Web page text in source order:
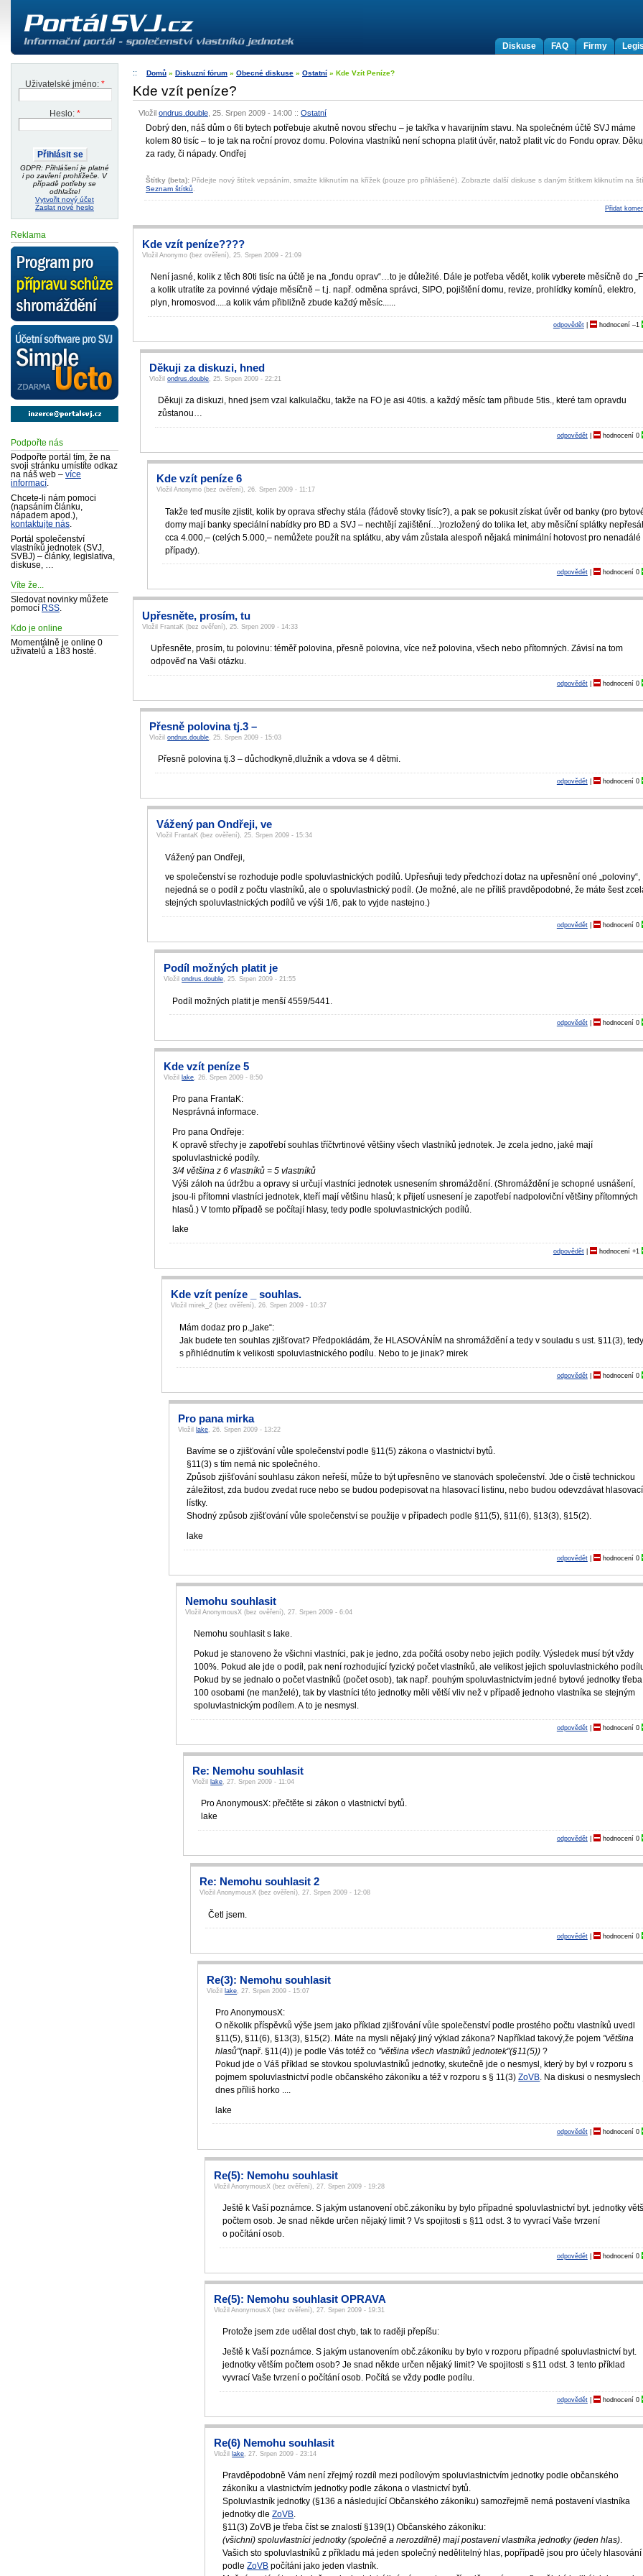
Firmy
FAQ
Diskuse
Uživatelské jméno: *
Heslo: *
GDPR: Přihlášení je platné
i po zavření prohlížeče. V
případě potřeby se
odhlašte!
Vytvořit nový účet
Zaslat nové heslo
Reklama
Podpořte nás
Podpořte portál tím, že na
svoji stránku umístíte odkaz
na náš web – více
informací
Chcete-li nám pomoci
(napsáním článku,
nápadem apod.),
kontaktujte nás
Portál společenství
vlastníků jednotek (SVJ,
SVBJ) – články, legislativa,
diskuse, …
Víte že...
Sledovat novinky můžete
pomocí RSS
Kdo je online
Momentálně je online 0
uživatelů a 183 hosté.
Domů » Diskuzní fórum » Obecné diskuse » Ostatní » Kde Vzít Peníze?
Kde vzít peníze?
Vložil ondrus.double , 25. Srpen 2009 - 14:00 :: Ostatní
Dobrý den, náš dům o 6ti bytech potřebuje akutně novou střechu – je takřka v havarijním stavu. Na společném účtě SVJ máme
kolem 80 tisíc – to je tak na roční provoz domu. Polovina vlastníků není schopna platit úvěr, natož platit víc do Fondu oprav.
za rady, či nápady. Ondřej
Štítky (beta): Přidejte nový štítek vepsáním, smažte kliknutím na křížek (pouze pro přihlášené). Zobrazte další diskuse s daným štítkem kliknutím na
Seznam štítků
Přidat
Kde vzít peníze????
Vložil Anonymo (bez ověření), 25. Srpen 2009 - 21:09
Není jasné, kolik z těch 80ti tisíc na účtě je na „fondu oprav“…to je důležité. Dále je potřeba vědět, kolik vyberete měsíčně do
a kolik utratíte za povinné výdaje měsíčně – t.j. např. odměna správci, SIPO, pojištění domu, revize, prohlídky komínů, elektro,
plyn, hromosvod.....a kolik vám přibližně zbude každý měsíc......
odpovědět| hodnocení –1
Děkuji za diskuzi, hned
Vložilondrus.double , 25. Srpen 2009 - 22:21
Děkuji za diskuzi, hned jsem vzal kalkulačku, takže na FO je asi 40tis. a každý měsíc tam přibude 5tis., které tam opravdu
zůstanou…
odpovědět| hodnocení 0
Kde vzít peníze 6
Vložil Anonymo (bez ověření), 26. Srpen 2009 - 11:17
Takže teď musíte zjistit, kolik by oprava střechy stála (řádově stovky tisíc?), a pak se pokusit získat úvěr od banky (pro
domy mají banky speciální nabídky pro BD a SVJ – nechtějí zajištění…)roz­ložený do tolika let, aby měsíční splátky
cca 4.000,– (celých 5.000,– nemůžete použít na splátku, aby vám zůstala alespoň nějaká minimální hotovost pro nenadálé
případy).
odpovědět| hodnocení 0
Upřesněte, prosím, tu
Vložil FrantaK (bez ověření), 25. Srpen 2009 - 14:33
Upřesněte, prosím, tu polovinu: téměř polovina, přesně polovina, více než polovina, všech nebo přítomných. Závisí na tom
odpověď na Vaši otázku.
odpovědět| hodnocení 0
Přesně polovina tj.3 –
Vložilondrus.double , 25. Srpen 2009 - 15:03
Přesně polovina tj.3 – důchodkyně,dlužník a vdova se 4 dětmi.
odpovědět| hodnocení 0
Vážený pan Ondřeji, ve
Vložil FrantaK (bez ověření), 25. Srpen 2009 - 15:34
Vážený pan Ondřeji,
ve společenství se rozhoduje podle spoluvlastnických podílů. Upřesňuji tedy předchozí dotaz na upřesnění oné „poloviny“,
nejedná se o podíl z počtu vlastníků, ale o spoluvlastnický podíl. (Je možné, ale ne příliš pravděpodobné, že máte šest
stejných spoluvlastnických podílů ve výši 1/6, pak to vyjde nastejno.)
odpovědět| hodnocení 0
Podíl možných platit je
Vložilondrus.double, 25. Srpen 2009 - 21:55
Podíl možných platit je menší 4559/5441.
odpovědět| hodnocení 0
Kde vzít peníze 5
Vložil lake , 26. Srpen 2009 - 8:50
Pro pana FrantaK:
Nesprávná informace.
Pro pana Ondřeje:
K opravě střechy je zapotřebí souhlas tříčtvrtinové většiny všech vlastníků jednotek. Je zcela jedno, jaké mají
spoluvlastnické podíly.
3/4 většina z 6 vlastníků = 5 vlastníků
Výši záloh na údržbu a opravy si určují vlastníci jednotek usnesením shromáždění. (Shromáždění je schopné usnášení,
jsou-li přítomni vlastníci jednotek, kteří mají většinu hlasů; k přijetí usnesení je zapotřebí nadpoloviční většiny přítomných
hlasů.) V tomto případě se počítají hlasy, tedy podle spoluvlastnických podílů.
lake
odpovědět| hodnocení +1
Kde vzít peníze _ souhlas.
Vložil mirek_2 (bez ověření), 26. Srpen 2009 - 10:37
Mám dodaz pro p.„lake“:
Jak budete ten souhlas zjišťovat? Předpokládám, že HLASOVÁNÍM na shromáždění a tedy v souladu s ust. §11(3),
s přihlédnutím k velikosti spoluvlastnického podílu. Nebo to je jinak? mirek
odpovědět| hodnocení 0
Pro pana mirka
Vložil lake , 26. Srpen 2009 - 13:22
Bavíme se o zjišťování vůle společenství podle §11(5) zákona o vlastnictví bytů.
§11(3) s tím nemá nic společného.
Způsob zjišťování souhlasu zákon neřeší, může to být upřesněno ve stanovách společenství. Jde o čistě technickou
záležitost, zda budou zvedat ruce nebo se budou podepisovat na hlasovací listinu, nebo budou odevzdávat hlasovací
lístky.
Shodný způsob zjišťování vůle společenství se použije v případech podle §11(5), §11(6), §13(3), §15(2).
lake
odpovědět| hodnocení 0
Nemohu souhlasit
Vložil AnonymousX (bez ověření), 27. Srpen 2009 - 6:04
Nemohu souhlasit s lake.
Pokud je stanoveno že všichni vlastníci, pak je jedno, zda počítá osoby nebo jejich podíly. Výsledek musí být vždy
100%. Pokud ale jde o podíl, pak není rozhodující fyzický počet vlastníků, ale velikost jejich spoluvlastnického
Pokud by se jednalo o počet vlastníků (počet osob), tak např. pouhým spoluvlastnictvím jedné bytové jednotky třeba
100 osobami (ne manželé), tak by vlastníci této jednotky měli větší vliv než v případě jednoho vlastníka se stejným
spoluvlastnickým podílem. A to je nesmysl.
odpovědět| hodnocení 0
Re: Nemohu souhlasit
Vložil lake , 27. Srpen 2009 - 11:04
Pro AnonymousX: přečtěte si zákon o vlastnictví bytů.
lake
odpovědět| hodnocení 0
Re: Nemohu souhlasit 2
Vložil AnonymousX (bez ověření), 27. Srpen 2009 - 12:08
Četl jsem.
odpovědět| hodnocení 0
Re(3): Nemohu souhlasit
Vložil lake , 27. Srpen 2009 - 15:07
Pro AnonymousX:
O několik příspěvků výše jsem jako příklad zjišťování vůle společenství podle prostého počtu vlastníků uvedl
§11(5), §11(6), §13(3), §15(2). Máte na mysli nějaký jiný výklad zákona? Například takový,že pojem "většina
hlasů"(např. §11(4)) je podle Vás totéž co "většina všech vlastníků jednotek"(§11(5)) ?
Pokud jde o Váš příklad se stovkou spoluvlastníků jednotky, skutečně jde o nesmysl, který by byl v rozporu s
pojmem spoluvlastnictví podle občanského zákoníku a též v rozporu s § 11(3)ZoVB. Na diskusi o nesmyslech
dnes příliš horko ....
lake
odpovědět| hodnocení 0
Re(5): Nemohu souhlasit
Vložil AnonymousX (bez ověření), 27. Srpen 2009 - 19:28
Ještě k Vaší poznámce. S jakým ustanovení obč.zákoníku by bylo případné spoluvlastnictví byt. jednotky
počtem osob. Je snad někde určen nějaký limit ? Vs spojitosti s §11 odst. 3 to vyvrací Vaše tvrzení
o počítání osob.
odpovědět| hodnocení 0
Re(5): Nemohu souhlasit OPRAVA
Vložil AnonymousX (bez ověření), 27. Srpen 2009 - 19:31
Protože jsem zde udělal dost chyb, tak to raději přepíšu:
Ještě k Vaší poznámce. S jakým ustanovením obč.zákoníku by bylo v rozporu případné spoluvlastnictví byt.
jednotky větším počtem osob? Je snad někde určen nějaký limit? Ve spojitosti s §11 odst. 3 tento příklad
vyvrací Vaše tvrzení o počítání osob. Počítá se vždy podle podílu.
odpovědět| hodnocení 0
Re(6) Nemohu souhlasit
Vložil lake, 27. Srpen 2009 - 23:14
Pravděpodobně Vám není zřejmý rozdíl mezi podílovým spoluvlastnictvím jednotky podle občanského
zákoníku a vlastnictvím jednotky podle zákona o vlastnictví bytů.
Spoluvlastník jednotky (§136 a následující Občanského zákoníku) samozřejmě nemá postavení vlastníka
jednotky dleZoVB.
§11(3) ZoVB je třeba číst se znalostí §139(1) Občanského zákoníku:
(všichni) spoluvlastníci jednotky (společně a nerozdílně) mají postavení vlastníka jednotky (jeden hlas).
Vašich sto spoluvlastníků z příkladu má jeden společný nedělitelný hlas, popřípadě jsou pro účely hlasování
podleZoVB počítáni jako jeden vlastník.